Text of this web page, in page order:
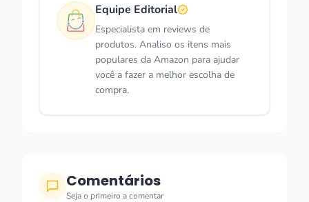
Equipe Editorial
Especialista em reviews de
produtos. Analiso os itens mais
populares da Amazon para ajudar
você a fazer a melhor escolha de
compra.
Comentários
Seja o primeiro a comentar